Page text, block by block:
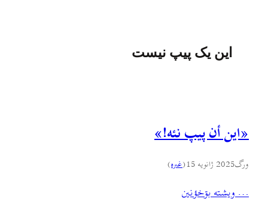
این یک پیپ نیست
«اين أن پيپ نئه!»
ورگ2025 ژانویه 15 (غىره)
… ويشته بۊخؤنين